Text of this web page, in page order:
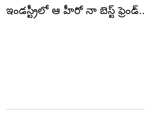
ఇండస్ట్రీలో ఆ హీరో నా బెస్ట్ ఫ్రెండ్..